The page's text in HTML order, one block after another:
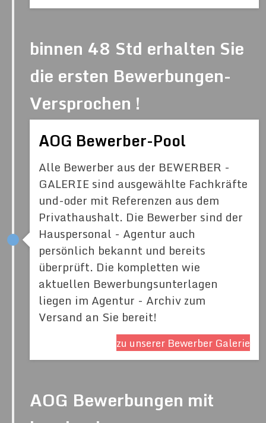
AOG Bewerber-Pool
Alle Bewerber aus der BEWERBER -
GALERIE sind ausgewählte Fachkräfte
und-oder mit Referenzen aus dem
Privathaushalt. Die Bewerber sind der
Hauspersonal - Agentur auch
persönlich bekannt und bereits
überprüft. Die kompletten wie
aktuellen Bewerbungsunterlagen
liegen im Agentur - Archiv zum
Versand an Sie bereit!
zu unserer Bewerber Galerie
binnen 48 Std erhalten Sie
die ersten Bewerbungen-
Versprochen !
AOG Bewerbungen mit